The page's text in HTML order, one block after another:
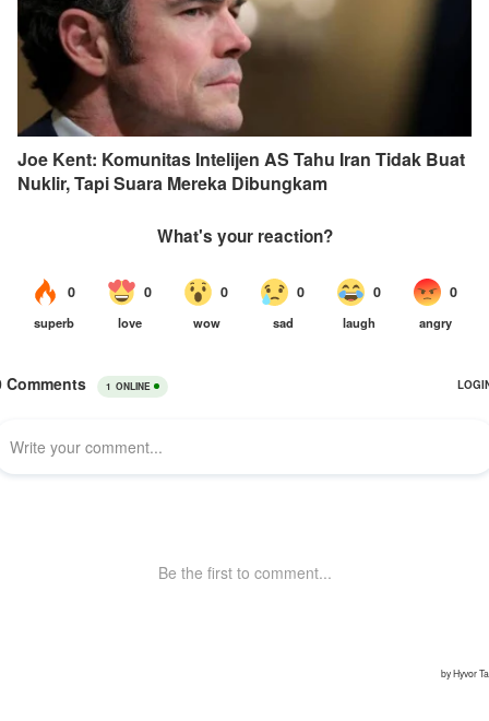
Joe Kent: Komunitas Intelijen AS Tahu Iran Tidak Buat
Nuklir, Tapi Suara Mereka Dibungkam